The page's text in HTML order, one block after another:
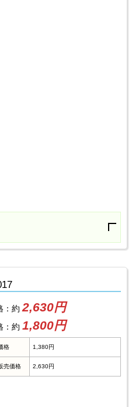
：約 2,630円
：約 1,800円
格 1,380円
売価格 2,630円